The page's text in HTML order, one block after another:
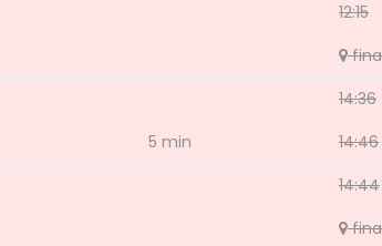
12:15
14:36
5 min
14:46
14:44